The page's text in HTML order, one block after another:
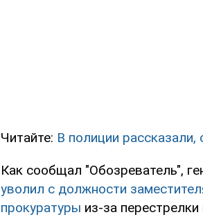
Читайте: В полиции рассказали,
Как сообщал "Обозреватель",
уволил с должности
прокуратуры из-за